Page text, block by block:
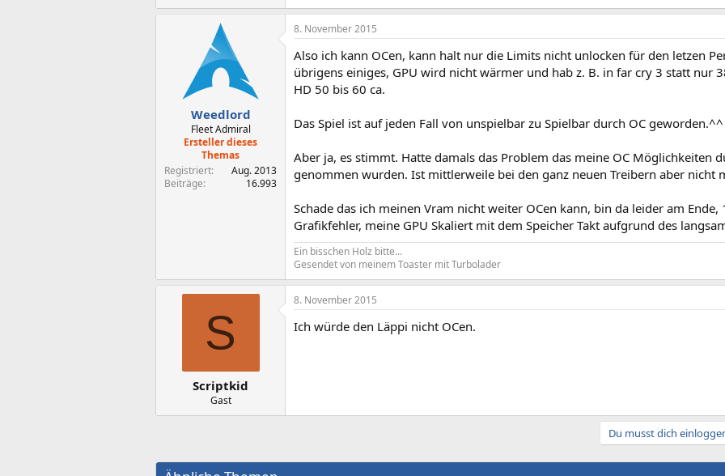
Weedlord
Fleet Admiral
Ersteller dieses
Themas
Registriert
Aug. 2013
Beiträge
16.993
8. November 2015
Also ich kann OCen, kann halt nur die Limits nicht unlocken für den letzen
übrigens einiges, GPU wird nicht wärmer und hab z. B. in far cry 3 statt nur
HD 50 bis 60 ca.
Das Spiel ist auf jeden Fall von unspielbar zu Spielbar durch OC geworden.^^
Aber ja, es stimmt. Hatte damals das Problem das meine OC Möglichkeiten
genommen wurden. Ist mittlerweile bei den ganz neuen Treibern aber nicht
Schade das ich meinen Vram nicht weiter OCen kann, bin da leider am
Grafikfehler, meine GPU Skaliert mit dem Speicher Takt aufgrund des
Ein bisschen Holz bitte...
Gesendet von meinem Toaster mit Turbolader
S
Scriptkid
Gast
8. November 2015
Ich würde den Läppi nicht OCen.
Du musst dich